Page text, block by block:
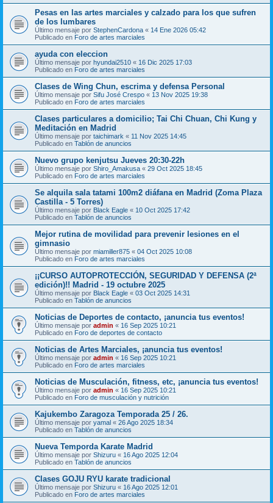
Pesas en las artes marciales y calzado para los que sufren
de los lumbares
Último mensaje por StephenCardona « 14 Ene 2026 05:42
Publicado en Foro de artes marciales
ayuda con eleccion
Último mensaje por hyundai2510 « 16 Dic 2025 17:03
Publicado en Foro de artes marciales
Clases de Wing Chun, escrima y defensa Personal
Último mensaje por Sifu José Crespo « 13 Nov 2025 19:38
Publicado en Foro de artes marciales
Clases particulares a domicilio; Tai Chi Chuan, Chi Kung y
Meditación en Madrid
Último mensaje por taichimark « 11 Nov 2025 14:45
Publicado en Tablón de anuncios
Nuevo grupo kenjutsu Jueves 20:30-22h
Último mensaje por Shiro_Amakusa « 29 Oct 2025 18:45
Publicado en Foro de artes marciales
Se alquila sala tatami 100m2 diáfana en Madrid (Zoma Plaza
Castilla - 5 Torres)
Último mensaje por Black Eagle « 10 Oct 2025 17:42
Publicado en Tablón de anuncios
Mejor rutina de movilidad para prevenir lesiones en el
gimnasio
Último mensaje por miamiller875 « 04 Oct 2025 10:08
Publicado en Foro de artes marciales
¡¡CURSO AUTOPROTECCIÓN, SEGURIDAD Y DEFENSA (2ª
edición)!! Madrid - 19 octubre 2025
Último mensaje por Black Eagle « 03 Oct 2025 14:31
Publicado en Tablón de anuncios
Noticias de Deportes de contacto, ¡anuncia tus eventos!
Último mensaje por admin « 16 Sep 2025 10:21
Publicado en Foro de deportes de contacto
Noticias de Artes Marciales, ¡anuncia tus eventos!
Último mensaje por admin « 16 Sep 2025 10:21
Publicado en Foro de artes marciales
Noticias de Musculación, fitness, etc, ¡anuncia tus eventos!
Último mensaje por admin « 16 Sep 2025 10:21
Publicado en Foro de musculación y nutrición
Kajukembo Zaragoza Temporada 25 / 26.
Último mensaje por yamal « 26 Ago 2025 18:34
Publicado en Tablón de anuncios
Nueva Temporda Karate Madrid
Último mensaje por Shizuru « 16 Ago 2025 12:04
Publicado en Tablón de anuncios
Clases GOJU RYU karate tradicional
Último mensaje por Shizuru « 16 Ago 2025 12:01
Publicado en Foro de artes marciales